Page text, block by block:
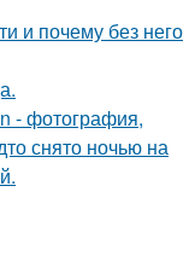
и почему без него
- фотография,
снято ночью на